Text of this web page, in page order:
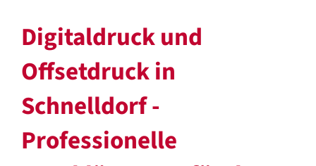
Digitaldruck und
Offsetdruck in
Schnelldorf -
Professionelle